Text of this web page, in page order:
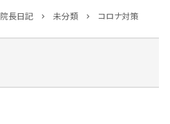
院長日記 chevron_right 未分類 chevron_right コロナ対策